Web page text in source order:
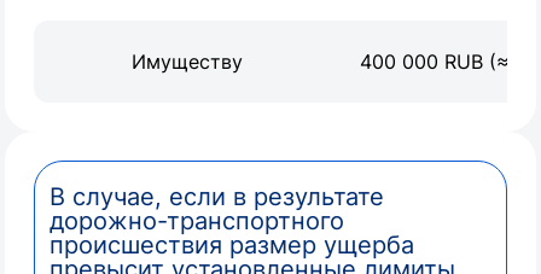
Имуществу 400 000 RUB (≈ 4
В случае, если в результате
дорожно-транспортного
происшествия размер ущерба